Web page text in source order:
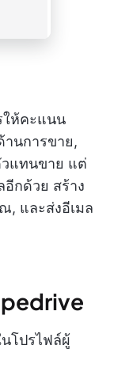
ให้คะแนน
านการขาย,
วแทนขาย แต่
กด้วย สร้าง
, และส่งอีเมล
โปรไฟล์ผู้